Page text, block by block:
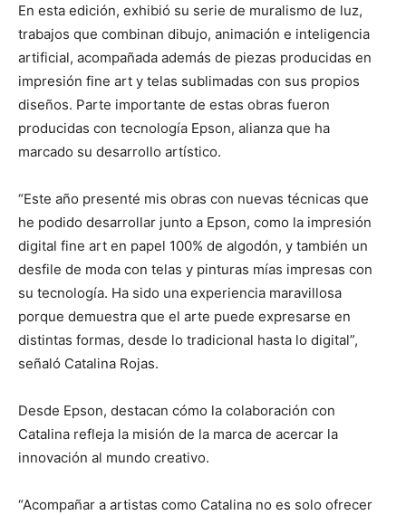
En esta edición, exhibió su serie de muralismo de luz,
trabajos que combinan dibujo, animación e inteligencia
artificial, acompañada además de piezas producidas en
impresión fine art y telas sublimadas con sus propios
diseños. Parte importante de estas obras fueron
producidas con tecnología Epson, alianza que ha
marcado su desarrollo artístico.
“Este año presenté mis obras con nuevas técnicas que
he podido desarrollar junto a Epson, como la impresión
digital fine art en papel 100% de algodón, y también un
desfile de moda con telas y pinturas mías impresas con
su tecnología. Ha sido una experiencia maravillosa
porque demuestra que el arte puede expresarse en
distintas formas, desde lo tradicional hasta lo digital”,
señaló Catalina Rojas.
Desde Epson, destacan cómo la colaboración con
Catalina refleja la misión de la marca de acercar la
innovación al mundo creativo.
“Acompañar a artistas como Catalina no es solo ofrecer